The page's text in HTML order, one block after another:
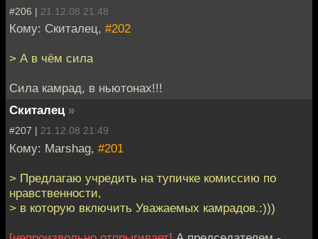
#206 | 21.12.08 21:48
Кому: Скиталец, #202
> А в чём сила
Сила камрад, в ньютонах!!!
Скиталец »
#207 | 21.12.08 21:49
Кому: Marshag, #201
> Предлагаю учредить на тупичке комиссию по
нравственности,
> в которую включить Уважаемых камрадов.:)))